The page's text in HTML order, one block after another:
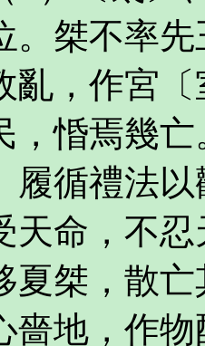
。桀不率
亂，作宮
，惛焉幾
履循禮法
天命，不
夏桀，散
嗇地，作